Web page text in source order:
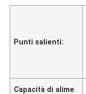
Punti salienti:
Capacità di alime